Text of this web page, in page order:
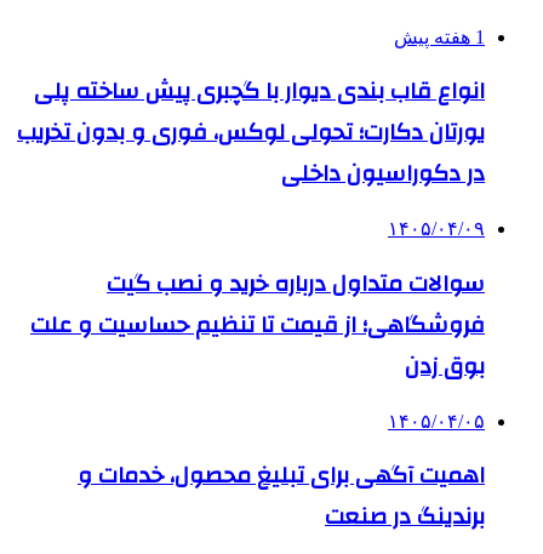
1 هفته پیش
انواع قاب بندی دیوار با گچبری پیش ساخته پلی
یورتان دکارت؛ تحولی لوکس، فوری و بدون تخریب
در دکوراسیون داخلی
۱۴۰۵/۰۴/۰۹
سوالات متداول درباره خرید و نصب گیت
فروشگاهی؛ از قیمت تا تنظیم حساسیت و علت
بوق زدن
۱۴۰۵/۰۴/۰۵
اهمیت آگهی برای تبلیغ محصول، خدمات و
برندینگ در صنعت